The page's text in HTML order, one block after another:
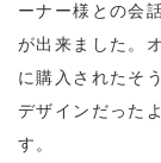
ーナー様との会
が出来ました。
に購入されたそ
デザインだった
す。